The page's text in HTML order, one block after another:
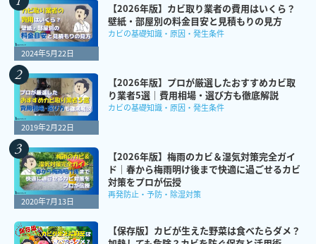
2024年5月22日
【2026年版】カビ取り業者の費用はいくら？
壁紙・部屋別の料金目安と見積もりの見方
カビの基礎知識・原因・発生条件
2019年2月22日
【2026年版】プロが厳選したおすすめカビ取
り業者5選｜費用相場・選び方も徹底解説
カビの基礎知識・原因・発生条件
2020年7月13日
【2026年版】梅雨のカビ＆湿気対策完全ガイ
ド｜春から梅雨明け後まで快適に過ごせるカビ
対策をプロが伝授
再発防止・予防・除湿対策
【保存版】カビが生えた野菜は食べたらダメ？